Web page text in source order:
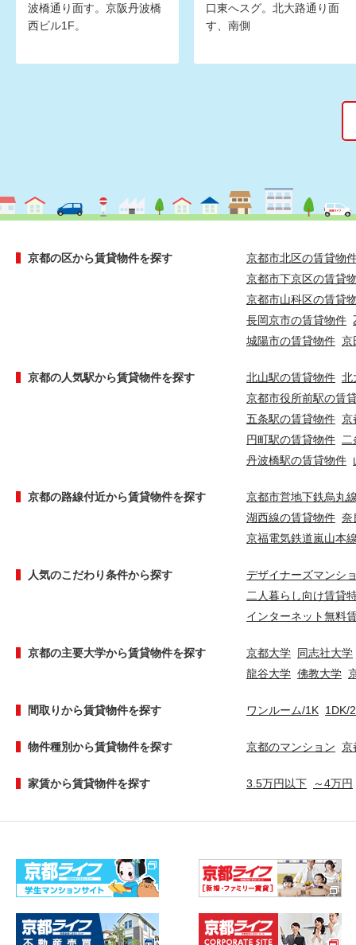
波橋通り面す。京阪丹波橋
西ビル1F。
口東へスグ。北大路通り面
す、南側
京都の区から賃貸物件を探す
京都市北区の賃貸物
京都市下京区の賃貸
京都市山科区の賃貸
長岡京市の賃貸物件
城陽市の賃貸物件 京
京都の人気駅から賃貸物件を探す 北山駅の賃貸物件 北
京都市役所前駅の賃
五条駅の賃貸物件 京
円町駅の賃貸物件
丹波橋駅の賃貸物件
京都の路線付近から賃貸物件を探す
京都市営地下鉄烏丸
湖西線の賃貸物件 奈
京福電気鉄道嵐山本
人気のこだわり条件から探す
デザイナーズマンシ
二人暮らし向け賃貸
インターネット無料
京都の主要大学から賃貸物件を探す 京都大学 同志社大学
龍谷大学 佛教大学
間取りから賃貸物件を探す ワンルーム/1K 1DK/
物件種別から賃貸物件を探す 京都のマンション 京
家賃から賃貸物件を探す 3.5万円以下 ～4万円